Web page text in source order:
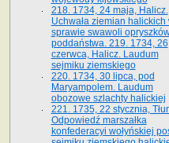
218. 1734, 24 maja, Halicz.
Uchwała ziemian halickich
sprawie swawoli
poddaństwa. 219. 1734, 26
czerwca, Halicz. Laudum
sejmiku ziemskiego
220. 1734, 30 lipca, pod
Maryampolem. Laudum
obozowe szlachty halickiej
221. 1735, 22 stycznia,
Odpowiedź marszałka
konfederacyi wołyńskiej